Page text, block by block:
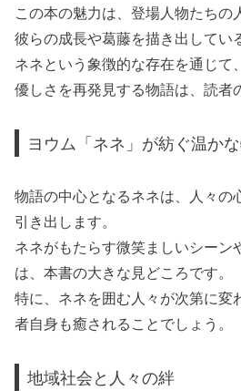
この本の魅力は、登場人物たちの
彼らの成長や葛藤を描き出してい
ネネという象徴的な存在を通じて
優しさを再発見する物語は、読者
ヨウム「ネネ」が紡ぐ温か
物語の中心となるネネは、人々の
引き出します。
ネネがもたらす微笑ましいシーン
は、本書の大きな見どころです。
特に、ネネを囲む人々が次第に変
者自身も癒されることでしょう。
地域社会と人々の絆